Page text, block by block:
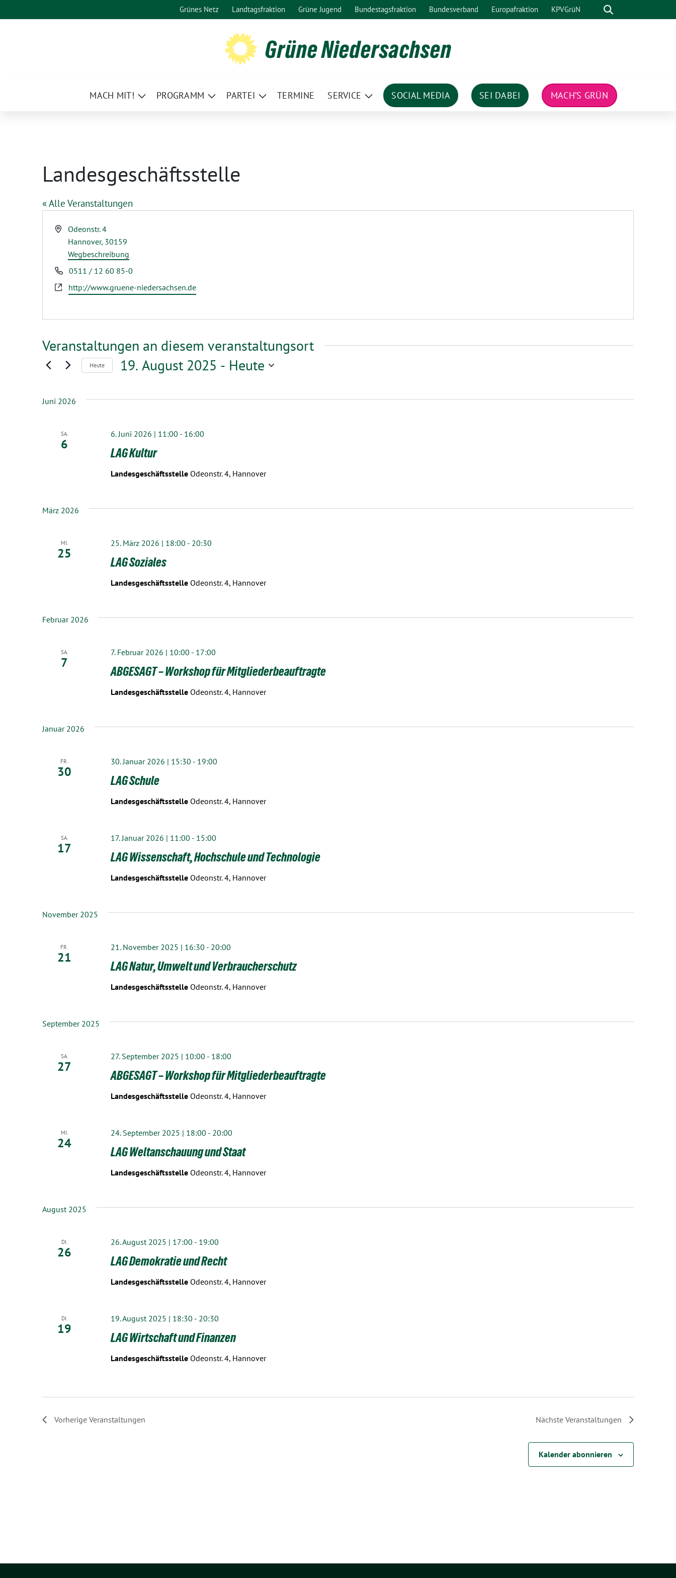
zum
Grünes Netz Landtagsfraktion Grüne Jugend Bundestagsfraktion Bundesverband Europafraktion KPVGrüN Suche
Grüne Niedersachsen
MACH MIT!
Zeige
PROGRAMM
Zeige
PARTEI
Zeige
TERMINE SERVICE
Zeige
SOCIAL MEDIA SEI DABEI MACH’S GRÜN
Landesgeschäftsstelle
« Alle Veranstaltungen
AdresseOdeonstr. 4
Hannover, 30159
Wegbeschreibung
Telefon0511 / 12 60 85-0
Webseitehttp://www.gruene-niedersachsen.de
Veranstaltungen an diesem veranstaltungsort
Heute 19. August 2025 - Heute
Juni 2026
SA.
6
6. Juni 2026 | 11:00 - 16:00
LAG Kultur
Landesgeschäftsstelle Odeonstr. 4, Hannover
März 2026
MI.
25
25. März 2026 | 18:00 - 20:30
LAG Soziales
Landesgeschäftsstelle Odeonstr. 4, Hannover
Februar 2026
SA.
7
7. Februar 2026 | 10:00 - 17:00
ABGESAGT – Workshop für Mitgliederbeauftragte
Landesgeschäftsstelle Odeonstr. 4, Hannover
Januar 2026
FR.
30
30. Januar 2026 | 15:30 - 19:00
LAG Schule
Landesgeschäftsstelle Odeonstr. 4, Hannover
SA.
17
17. Januar 2026 | 11:00 - 15:00
LAG Wissenschaft, Hochschule und Technologie
Landesgeschäftsstelle Odeonstr. 4, Hannover
November 2025
FR.
21
21. November 2025 | 16:30 - 20:00
LAG Natur, Umwelt und Verbraucherschutz
Landesgeschäftsstelle Odeonstr. 4, Hannover
September 2025
SA.
27
27. September 2025 | 10:00 - 18:00
ABGESAGT – Workshop für Mitgliederbeauftragte
Landesgeschäftsstelle Odeonstr. 4, Hannover
MI.
24
24. September 2025 | 18:00 - 20:00
LAG Weltanschauung und Staat
Landesgeschäftsstelle Odeonstr. 4, Hannover
August 2025
DI.
26
26. August 2025 | 17:00 - 19:00
LAG Demokratie und Recht
Landesgeschäftsstelle Odeonstr. 4, Hannover
DI.
19
19. August 2025 | 18:30 - 20:30
LAG Wirtschaft und Finanzen
Landesgeschäftsstelle Odeonstr. 4, Hannover
Vorherige Veranstaltungen Nächste Veranstaltungen
Kalender abonnieren